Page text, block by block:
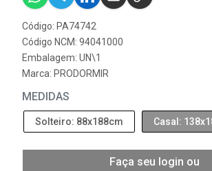
Código: PA74742
Código NCM: 94041000
Embalagem: UN\1
Marca: PRODORMIR
MEDIDAS
Solteiro: 88x188cm Casal:
Faça seu login ou